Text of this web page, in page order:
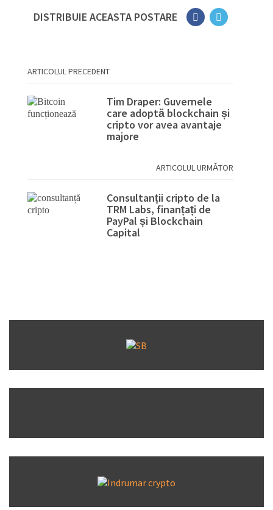
DISTRIBUIE ACEASTA POSTARE
ARTICOLUL PRECEDENT
Tim Draper: Guvernele
care adoptă blockchain și
cripto vor avea avantaje
majore
ARTICOLUL URMĂTOR
Consultanții cripto de la
TRM Labs, finanțați de
PayPal și Blockchain
Capital